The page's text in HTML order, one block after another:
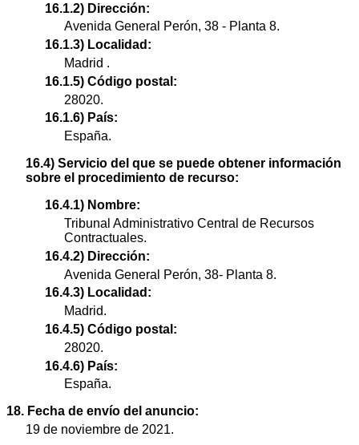
16.1.2) Dirección:
Avenida General Perón, 38 - Planta 8.
16.1.3) Localidad:
Madrid .
16.1.5) Código postal:
28020.
16.1.6) País:
España.
16.4) Servicio del que se puede obtener información
sobre el procedimiento de recurso:
16.4.1) Nombre:
Tribunal Administrativo Central de Recursos
Contractuales.
16.4.2) Dirección:
Avenida General Perón, 38- Planta 8.
16.4.3) Localidad:
Madrid.
16.4.5) Código postal:
28020.
16.4.6) País:
España.
18. Fecha de envío del anuncio:
19 de noviembre de 2021.